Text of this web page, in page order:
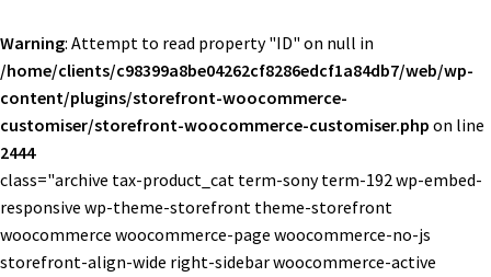
Warning: Attempt to read property "ID" on null in
/home/clients/c98399a8be04262cf8286edcf1a84db7/web/wp-
content/plugins/storefront-woocommerce-
customiser/storefront-woocommerce-customiser.php on line
2444
class="archive tax-product_cat term-sony term-192 wp-embed-
responsive wp-theme-storefront theme-storefront
woocommerce woocommerce-page woocommerce-no-js
storefront-align-wide right-sidebar woocommerce-active